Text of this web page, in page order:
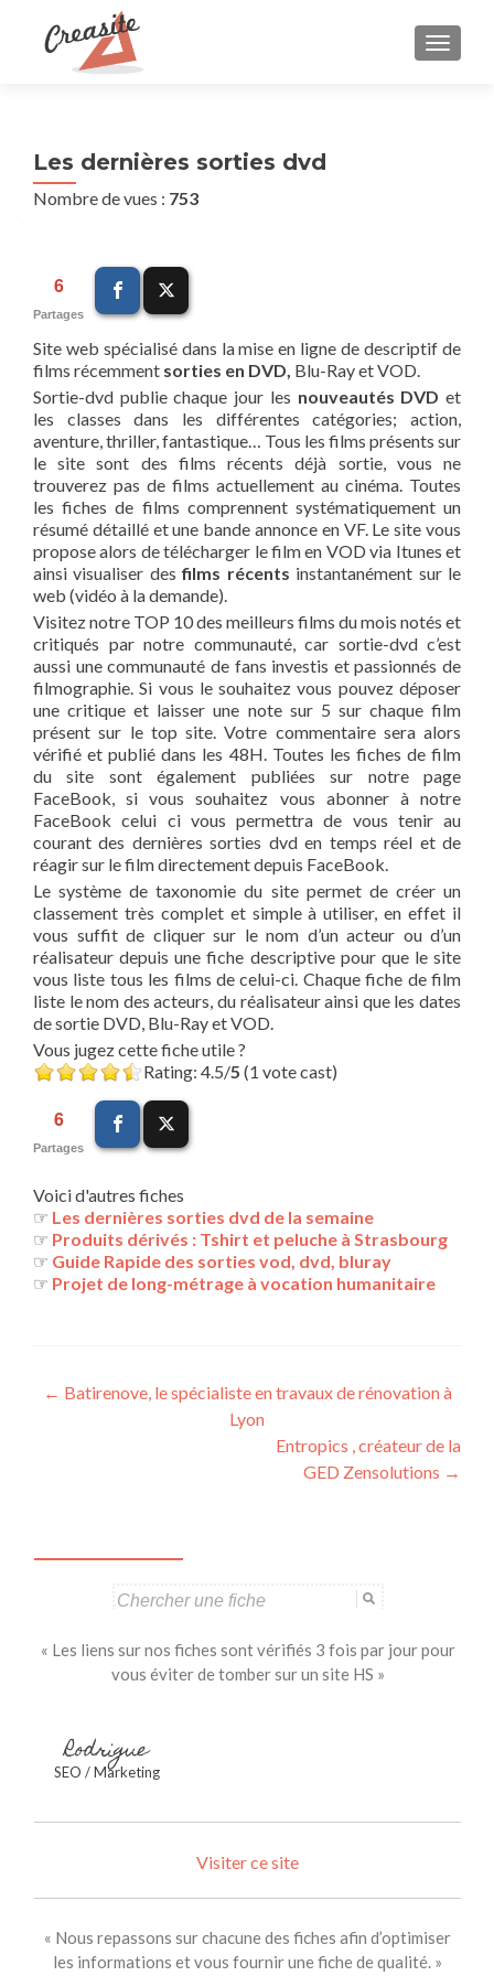
Les dernières sorties dvd
Nombre de vues : 753
6
Partages
Site web spécialisé dans la mise en ligne de descriptif de
films récemment sorties en DVD, Blu-Ray et VOD.
Sortie-dvd publie chaque jour les nouveautés DVD et
les classes dans les différentes catégories; action,
aventure, thriller, fantastique… Tous les films présents sur
le site sont des films récents déjà sortie, vous ne
trouverez pas de films actuellement au cinéma. Toutes
les fiches de films comprennent systématiquement un
résumé détaillé et une bande annonce en VF. Le site vous
propose alors de télécharger le film en VOD via Itunes et
ainsi visualiser desfilms récents instantanément sur le
web (vidéo à la demande).
Visitez notre TOP 10 des meilleurs films du mois notés et
critiqués par notre communauté, car sortie-dvd c’est
aussi une communauté de fans investis et passionnés de
filmographie. Si vous le souhaitez vous pouvez déposer
une critique et laisser une note sur 5 sur chaque film
présent sur le top site. Votre commentaire sera alors
vérifié et publié dans les 48H. Toutes les fiches de film
du site sont également publiées sur notre page
FaceBook, si vous souhaitez vous abonner à notre
FaceBook celui ci vous permettra de vous tenir au
courant des dernières sorties dvd en temps réel et de
réagir sur le film directement depuis FaceBook.
Le système de taxonomie du site permet de créer un
classement très complet et simple à utiliser, en effet il
vous suffit de cliquer sur le nom d’un acteur ou d’un
réalisateur depuis une fiche descriptive pour que le site
vous liste tous les films de celui-ci. Chaque fiche de film
liste le nom des acteurs, du réalisateur ainsi que les dates
de sortie DVD, Blu-Ray et VOD.
Vous jugez cette fiche utile ?
Rating: 4.5/5 (1 vote cast)
6
Partages
Voici d'autres fiches
☞ Les dernières sorties dvd de la semaine
☞ Produits dérivés : Tshirt et peluche à Strasbourg
☞ Guide Rapide des sorties vod, dvd, bluray
☞ Projet de long-métrage à vocation humanitaire
Navigation
← Batirenove, le spécialiste en travaux de rénovation à
Lyon
Entropics , créateur de la
GED Zensolutions →
« Les liens sur nos fiches sont vérifiés 3 fois par jour pour
vous éviter de tomber sur un site HS »
Rodrigue
SEO / Marketing
Visiter ce site
« Nous repassons sur chacune des fiches afin d’optimiser
les informations et vous fournir une fiche de qualité. »